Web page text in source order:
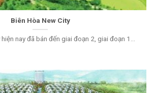
Biên Hòa New City
nay đã bán đến giai đoạn 2, giai đoạn 1...